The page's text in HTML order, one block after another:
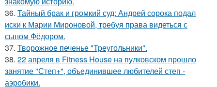
36. Тайный брак и громкий суд: Андрей сорока подал
иски к Марии Мироновой, требуя права видеться с
сыном Фёдором.
37. Творожное печенье "Треугольники".
38. 22 апреля в Fitness House на пулковском прошло
занятие "Степ+", объединившее любителей степ -
аэробики.